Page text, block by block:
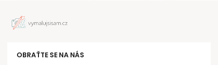
OBRAŤTE SE NA NÁS